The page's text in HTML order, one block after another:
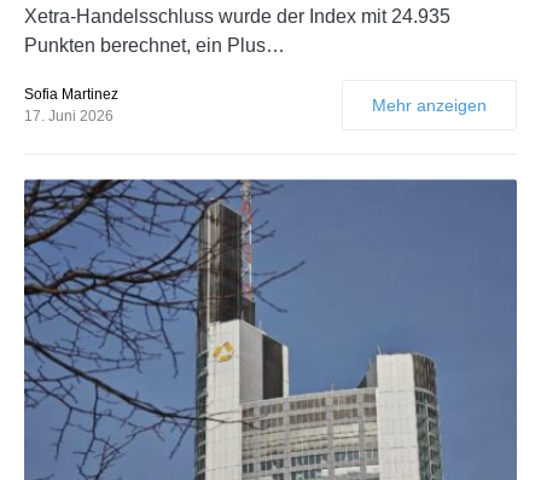
Xetra-Handelsschluss wurde der Index mit 24.935
Punkten berechnet, ein Plus…
Sofia Martinez
17. Juni 2026
Mehr anzeigen